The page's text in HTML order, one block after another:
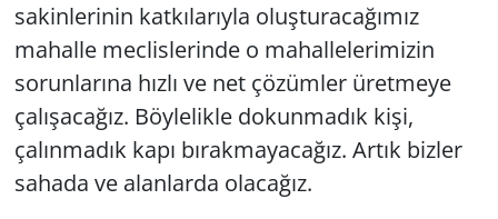
sakinlerinin katkılarıyla oluşturacağımız
mahalle meclislerinde o mahallelerimizin
sorunlarına hızlı ve net çözümler üretmeye
çalışacağız. Böylelikle dokunmadık kişi,
çalınmadık kapı bırakmayacağız. Artık bizler
sahada ve alanlarda olacağız.